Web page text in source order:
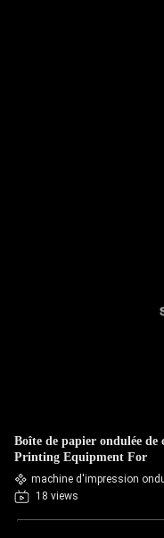
Boîte de papier ondulée
Printing Equipment For
machine d'impression
18 views